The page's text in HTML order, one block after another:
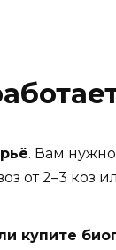
. Вам
от 2–3 коз
купите